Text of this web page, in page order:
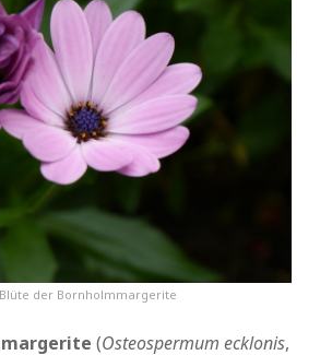
Blüte der Bornholmmargerite
(Osteospermum ecklonis,